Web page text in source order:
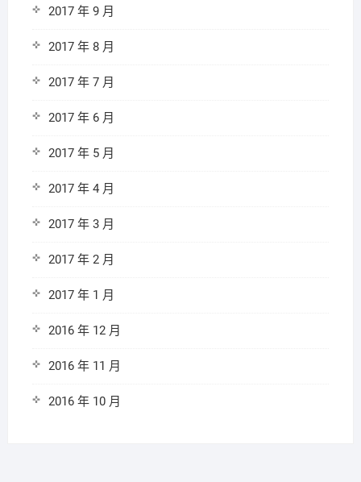
2017 年 9 月
2017 年 8 月
2017 年 7 月
2017 年 6 月
2017 年 5 月
2017 年 4 月
2017 年 3 月
2017 年 2 月
2017 年 1 月
2016 年 12 月
2016 年 11 月
2016 年 10 月